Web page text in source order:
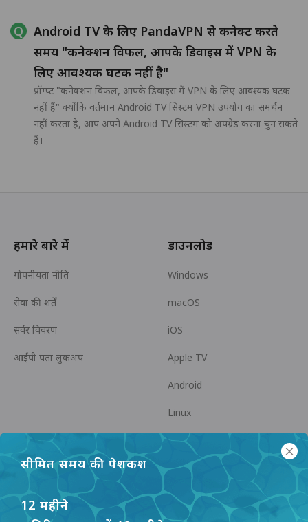
Android TV के लिए PandaVPN से कनेक्ट करते
समय "कनेक्शन विफल, आपके डिवाइस में VPN के
लिए आवश्यक घटक नहीं है"
प्रॉम्प्ट "कनेक्शन विफल, आपके डिवाइस में VPN के लिए आवश्यक घटक
नहीं हैं" क्योंकि वर्तमान Android TV सिस्टम VPN उपयोग का समर्थन
नहीं करता है, आप अपने Android TV सिस्टम को अपग्रेड करना चुन सकते
हैं।
सीमित समय की पेशकश
12 महीने
हमारे बारे में
गोपनीयता नीति
सेवा की शर्तें
सर्वर विवरण
आईपी पता लुकअप
डाउनलोड
Windows
macOS
iOS
Apple TV
Android
Linux
Android TV
सहायता केंद्र
panda7x24@gmail.com
सहयोग
एक एफिलिएट बनें